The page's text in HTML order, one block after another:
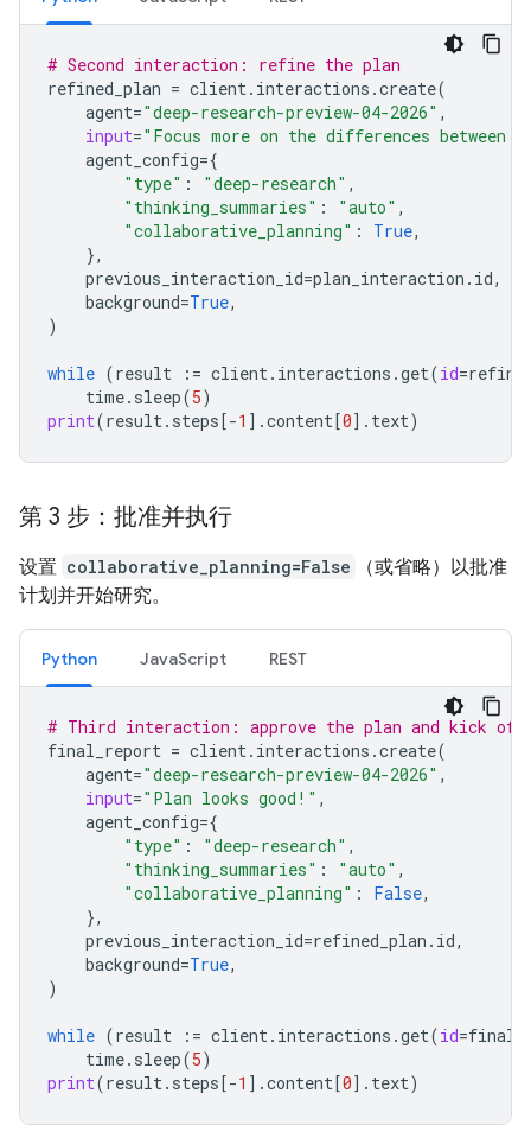
# Second interaction: refine the plan
refined_plan = client. interactions .create(
agent="deep-research-preview-04-2026" ,
input="Focus more on the differences between
agent_config={
"type" : "deep-research" ,
"thinking_summaries" : "auto" ,
"collaborative_planning" : True,
},
previous_interaction_id=plan_interaction . id,
background=True,
)
while (result := client. interactions .get(id=
time. sleep(5)
print(result. steps[-1 ] .content[0] . text)
第 3 步：批准并执行
设置 collaborative_planning=False
（或省略）以批准
计划并开始研究。
Python JavaScript REST
# Third interaction: approve the plan and kick off
final_report = client. interactions .create(
agent="deep-research-preview-04-2026" ,
input="Plan looks good!" ,
agent_config={
"type" : "deep-research" ,
"thinking_summaries" : "auto" ,
"collaborative_planning" : False,
},
previous_interaction_id=refined_plan . id,
background=True,
)
while (result := client. interactions .get(id=
time. sleep(5)
print(result. steps[-1 ] .content[0] . text)